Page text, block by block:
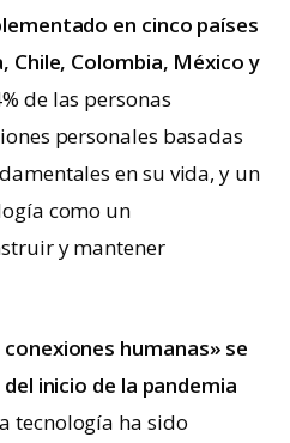
en cinco países
Chile, Colombia, México y
de las personas
personales basadas
en su vida, y un
como un
y mantener
humanas» se
inicio de la pandemia
tecnología ha sido